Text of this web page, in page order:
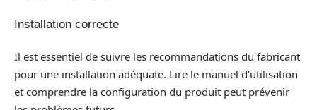
Installation correcte
Il est essentiel de suivre les recommandations du fabricant
pour une installation adéquate. Lire le manuel d’utilisation
et comprendre la configuration du produit peut prévenir